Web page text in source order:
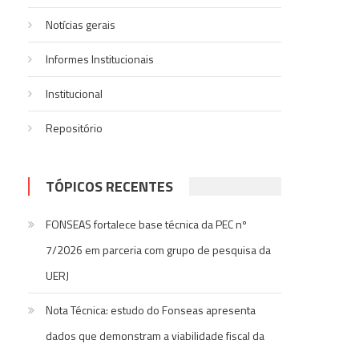
Notí­cias gerais
Informes Institucionais
Institucional
Repositório
TÓPICOS RECENTES
FONSEAS fortalece base técnica da PEC nº
7/2026 em parceria com grupo de pesquisa da
UERJ
Nota Técnica: estudo do Fonseas apresenta
dados que demonstram a viabilidade fiscal da